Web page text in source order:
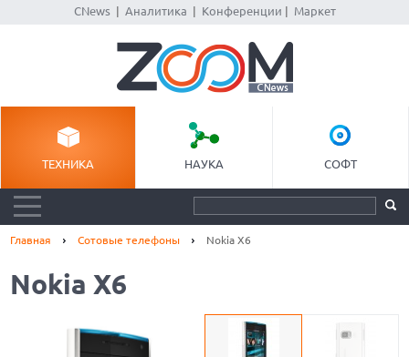
CNews| Аналитика Конференции Маркет
ТЕХНИКА НАУКА СОФТ
Главная Сотовые телефоны Nokia X6
Nokia X6